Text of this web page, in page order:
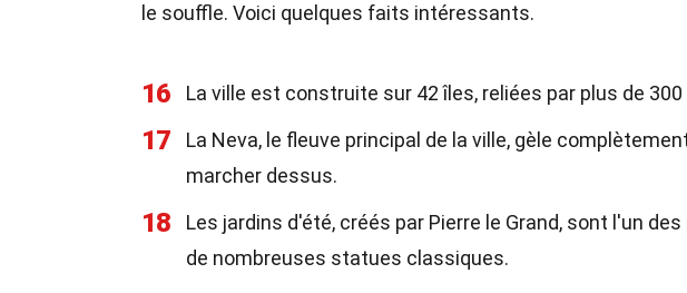
le souffle. Voici quelques faits intéressants.
16 La ville est construite sur 42 îles, reliées par plus de
17
La Neva, le fleuve principal de la ville, gèle
marcher dessus.
18
Les jardins d'été, créés par Pierre le Grand, sont l'un
de nombreuses statues classiques.